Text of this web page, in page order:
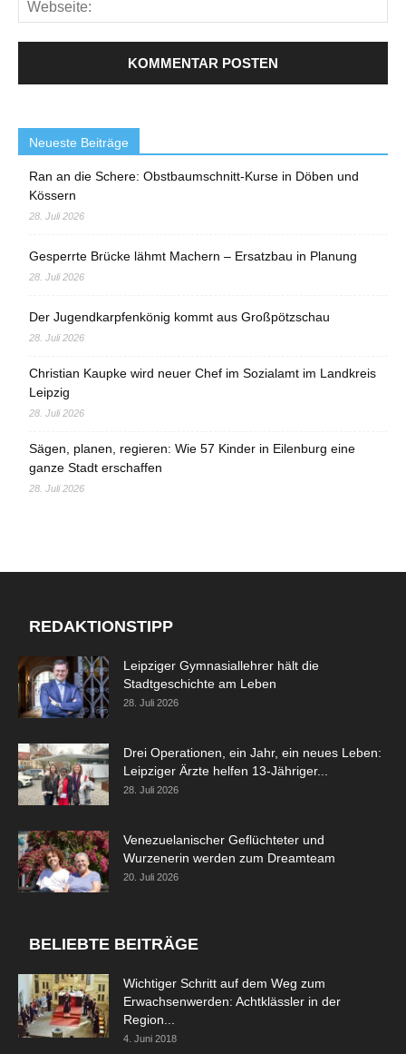
Neueste Beiträge
Ran an die Schere: Obstbaumschnitt-Kurse in Döben und
Kössern
28. Juli 2026
Gesperrte Brücke lähmt Machern – Ersatzbau in Planung
28. Juli 2026
Der Jugendkarpfenkönig kommt aus Großpötzschau
28. Juli 2026
Christian Kaupke wird neuer Chef im Sozialamt im Landkreis
Leipzig
28. Juli 2026
Sägen, planen, regieren: Wie 57 Kinder in Eilenburg eine
ganze Stadt erschaffen
28. Juli 2026
REDAKTIONSTIPP
Leipziger Gymnasiallehrer hält die
Stadtgeschichte am Leben
28. Juli 2026
Drei Operationen, ein Jahr, ein neues Leben:
Leipziger Ärzte helfen 13-Jähriger...
28. Juli 2026
Venezuelanischer Geflüchteter und
Wurzenerin werden zum Dreamteam
20. Juli 2026
BELIEBTE BEITRÄGE
Wichtiger Schritt auf dem Weg zum
Erwachsenwerden: Achtklässler in der
Region...
4. Juni 2018